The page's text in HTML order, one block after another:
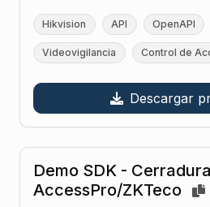
Hikvision API OpenAPI
Videovigilancia Control de
Descargar
Demo SDK -
AccessPro/ZKTeco